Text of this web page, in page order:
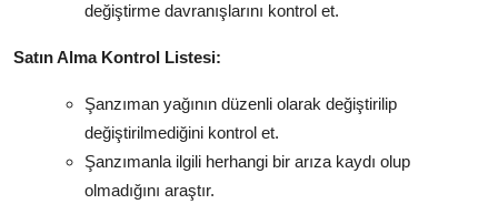
değiştirme davranışlarını kontrol et.
Satın Alma Kontrol Listesi:
Şanzıman yağının düzenli olarak değiştirilip
değiştirilmediğini kontrol et.
Şanzımanla ilgili herhangi bir arıza kaydı olup
olmadığını araştır.